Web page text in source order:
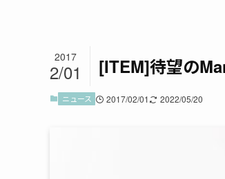
[ITEM]待望の
2017
2/01
ニュース 2017/02/01 2022/05/20